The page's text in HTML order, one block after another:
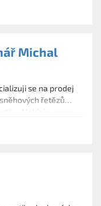
Michal
se na prodej
řetězů
Nabízím opravu
i nástřik podvozku.